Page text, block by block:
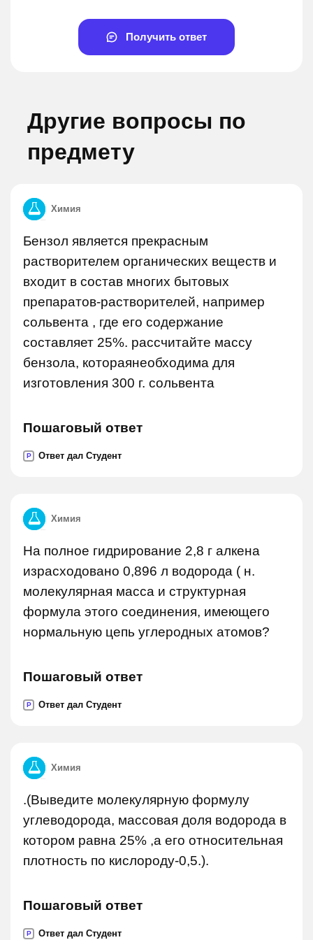
Получить ответ
Другие вопросы по
предмету
Химия
Бензол является прекрасным
растворителем органических веществ и
входит в состав многих бытовых
препаратов-растворителей, например
сольвента , где его содержание
составляет 25%. рассчитайте массу
бензола, котораянеобходима для
изготовления 300 г. сольвента
Пошаговый ответ
P Ответ дал Студент
Химия
На полное гидрирование 2,8 г алкена
израсходовано 0,896 л водорода ( н.
молекулярная масса и структурная
формула этого соединения, имеющего
нормальную цепь углеродных атомов?
Пошаговый ответ
P Ответ дал Студент
Химия
.(Выведите молекулярную формулу
углеводорода, массовая доля водорода в
котором равна 25% ,а его относительная
плотность по кислороду-0,5.).
Пошаговый ответ
P Ответ дал Студент